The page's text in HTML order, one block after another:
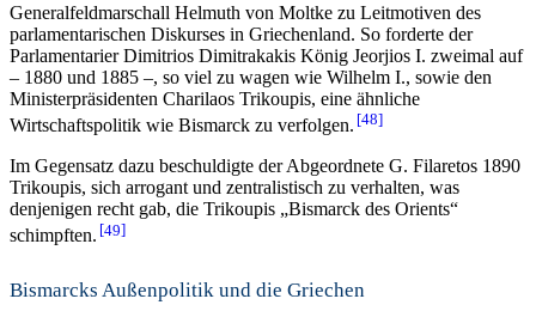
Generalfeldmarschall Helmuth von Moltke zu Leitmotiven des
parlamentarischen Diskurses in Griechenland. So forderte der
Parlamentarier Dimitrios Dimitrakakis König Jeorjios I. zweimal auf
– 1880 und 1885 –, so viel zu wagen wie Wilhelm I., sowie den
Ministerpräsidenten Charilaos Trikoupis, eine ähnliche
Wirtschaftspolitik wie Bismarck zu verfolgen. 48
Im Gegensatz dazu beschuldigte der Abgeordnete G. Filaretos 1890
Trikoupis, sich arrogant und zentralistisch zu verhalten, was
denjenigen recht gab, die Trikoupis „Bismarck des Orients“
schimpften. 49
Bismarcks Außenpolitik und die Griechen